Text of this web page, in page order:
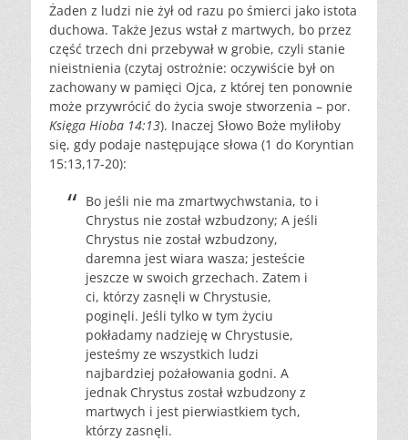
Żaden z ludzi nie żył od razu po śmierci jako istota
duchowa. Także Jezus wstał z martwych, bo przez
część trzech dni przebywał w grobie, czyli stanie
nieistnienia (czytaj ostrożnie: oczywiście był on
zachowany w pamięci Ojca, z której ten ponownie
może przywrócić do życia swoje stworzenia – por.
Księga Hioba 14:13). Inaczej Słowo Boże myliłoby
się, gdy podaje następujące słowa (1 do Koryntian
15:13,17-20):
Bo jeśli nie ma zmartwychwstania, to i
Chrystus nie został wzbudzony; A jeśli
Chrystus nie został wzbudzony,
daremna jest wiara wasza; jesteście
jeszcze w swoich grzechach. Zatem i
ci, którzy zasnęli w Chrystusie,
poginęli. Jeśli tylko w tym życiu
pokładamy nadzieję w Chrystusie,
jesteśmy ze wszystkich ludzi
najbardziej pożałowania godni. A
jednak Chrystus został wzbudzony z
martwych i jest pierwiastkiem tych,
którzy zasnęli.